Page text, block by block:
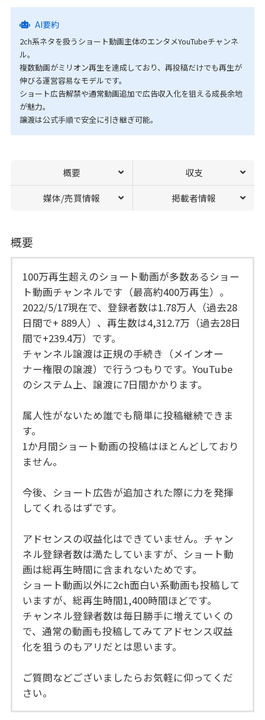
AI要約
2ch系ネタを扱うショート動画主体のエンタメYouTubeチャンネ
ル。
複数動画がミリオン再生を達成しており、再投稿だけでも再生が
伸びる運営容易なモデルです。
ショート広告解禁や通常動画追加で広告収入化を狙える成長余地
が魅力。
譲渡は公式手順で安全に引き継ぎ可能。
概要 収支
媒体/売買情報 掲載者情報
概要
100万再生超えのショート動画が多数あるショー
ト動画チャンネルです（最高約400万再生）。
2022/5/17現在で、登録者数は1.78万人（過去28
日間で+ 889人）、再生数は4,312.7万（過去28日
間で+239.4万）です。
チャンネル譲渡は正規の手続き（メインオー
ナー権限の譲渡）で行うつもりです。YouTube
のシステム上、譲渡に7日間かかります。
属人性がないため誰でも簡単に投稿継続できま
す。
1か月間ショート動画の投稿はほとんどしており
ません。
今後、ショート広告が追加された際に力を発揮
してくれるはずです。
アドセンスの収益化はできていません。チャン
ネル登録者数は満たしていますが、ショート動
画は総再生時間に含まれないためです。
ショート動画以外に2ch面白い系動画も投稿して
いますが、総再生時間1,400時間ほどです。
チャンネル登録者数は毎日勝手に増えていくの
で、通常の動画も投稿してみてアドセンス収益
化を狙うのもアリだとは思います。
ご質問などございましたらお気軽に仰ってくだ
さい。